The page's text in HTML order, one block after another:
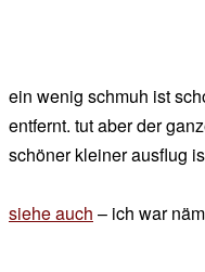
ein wenig schmuh ist
entfernt. tut aber der
schöner kleiner ausflug
siehe auch – ich war